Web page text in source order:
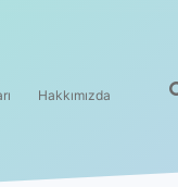
Hakkımızda